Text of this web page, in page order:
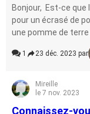
Bonjour, Est-ce
pour un écrasé de
une pomme de terre
1 23 déc. 2023 par
Mireille
le 7 nov. 2023
Connaissez-